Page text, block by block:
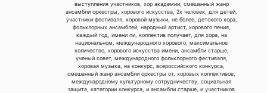
выступления участников, хор академии, смешанный жанр
ансамбли оркестры, хорового искусства, 2х человек, для детей,
участники фестиваля, хоровой музыки, не более, детского хора,
фольклорных ансамблей, народный артист, хорового пения,
каждый год, имени пи, коллектив получает, для хора, на
национальном, международного хорового, максимальное
количество, хорового искусства имени, ансамбли старше,
ученый совет, международного фольклорного фестиваля,
хоровая музыка, на конкурс, всероссийского конкурса,
смешанный жанр ансамбли оркестры от, хоровых коллективов,
международному культурному сотрудничеству, социальная
защита, категории конкурса, и ансамбли старше, и участников